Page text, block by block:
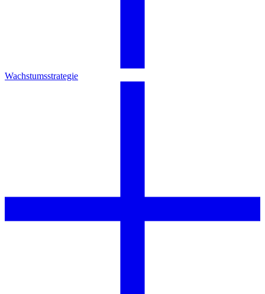
Wachstumsstrategie